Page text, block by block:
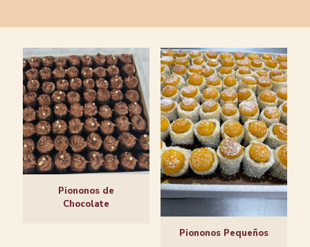
Piononos de
Chocolate
Piononos Pequeños